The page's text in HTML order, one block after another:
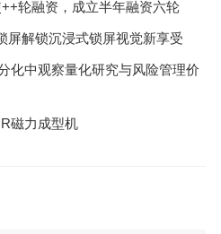
轮融资，成立半年融资六轮
屏解锁沉浸式锁屏视觉新享受
化中观察量化研究与风险管理价
磁力成型机